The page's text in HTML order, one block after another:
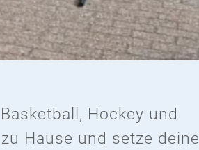
Hockey und
Hause und setze deine